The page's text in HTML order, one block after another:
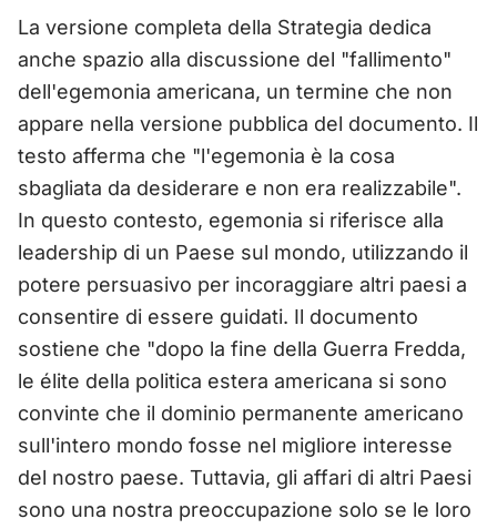
La versione completa della Strategia dedica
anche spazio alla discussione del "fallimento"
dell'egemonia americana, un termine che non
appare nella versione pubblica del documento. Il
testo afferma che "l'egemonia è la cosa
sbagliata da desiderare e non era realizzabile".
In questo contesto, egemonia si riferisce alla
leadership di un Paese sul mondo, utilizzando il
potere persuasivo per incoraggiare altri paesi a
consentire di essere guidati. Il documento
sostiene che "dopo la fine della Guerra Fredda,
le élite della politica estera americana si sono
convinte che il dominio permanente americano
sull'intero mondo fosse nel migliore interesse
del nostro paese. Tuttavia, gli affari di altri Paesi
sono una nostra preoccupazione solo se le loro